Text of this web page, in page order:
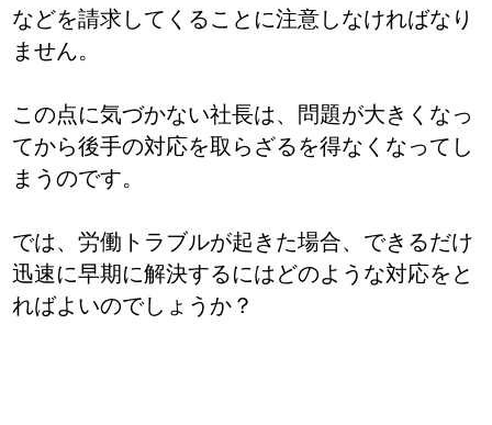
などを請求してくることに注意しなければなり
ません。
この点に気づかない社長は、問題が大きくなっ
てから後手の対応を取らざるを得なくなってし
まうのです。
では、労働トラブルが起きた場合、できるだけ
迅速に早期に解決するにはどのような対応をと
ればよいのでしょうか？